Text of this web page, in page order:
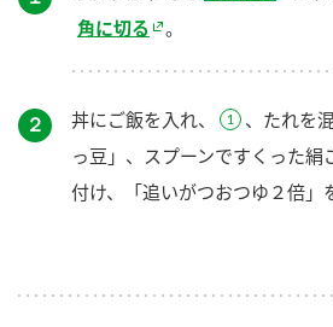
角に切る
。
２ 丼にご飯を入れ、
、たれを
っ豆」、スプーンですくった絹
付け、「追いがつおつゆ２倍」